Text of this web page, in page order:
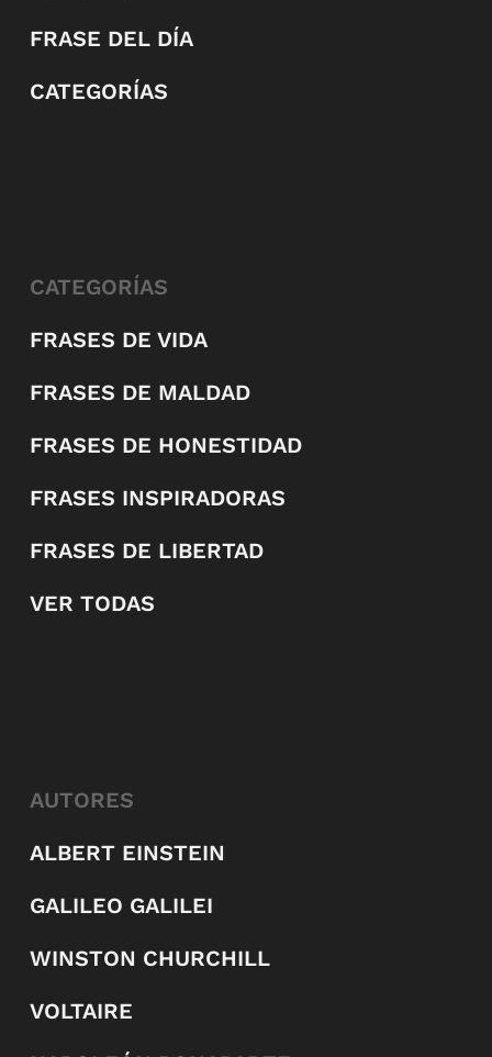
FRASE DEL DÍA
CATEGORÍAS
CATEGORÍAS
FRASES DE VIDA
FRASES DE MALDAD
FRASES DE HONESTIDAD
FRASES INSPIRADORAS
FRASES DE LIBERTAD
VER TODAS
AUTORES
ALBERT EINSTEIN
GALILEO GALILEI
WINSTON CHURCHILL
VOLTAIRE